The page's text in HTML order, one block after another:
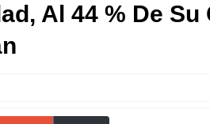
Al 44 % De Su